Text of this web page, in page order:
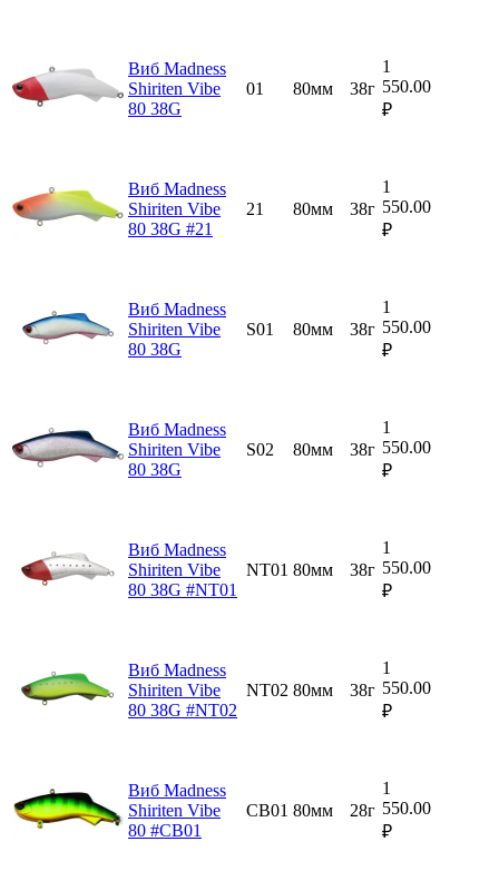
Виб Madness
Shiriten Vibe
80 38G
01 80мм 38г
1
550.00
₽
Виб Madness
Shiriten Vibe
80 38G #21
21 80мм 38г
1
550.00
₽
Виб Madness
Shiriten Vibe
80 38G
S01 80мм 38г
1
550.00
₽
Виб Madness
Shiriten Vibe
80 38G
S02 80мм 38г
1
550.00
₽
Виб Madness
Shiriten Vibe
80 38G #NT01
NT01 80мм 38г
1
550.00
₽
Виб Madness
Shiriten Vibe
80 38G #NT02
NT02 80мм 38г
1
550.00
₽
Виб Madness
Shiriten Vibe
80 #CB01
CB01 80мм 28г
1
550.00
₽